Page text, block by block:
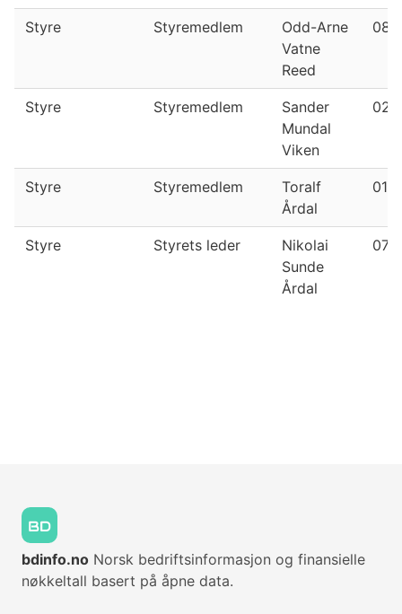
Styre Styremedlem
Odd-Arne
Vatne
Reed
Styre Styremedlem
Sander
Mundal
Viken
Styre Styremedlem
Toralf
Årdal
Styre Styrets leder
Nikolai
Sunde
Årdal
bdinfo.no Norsk bedriftsinformasjon og finansielle
nøkkeltall basert på åpne data.